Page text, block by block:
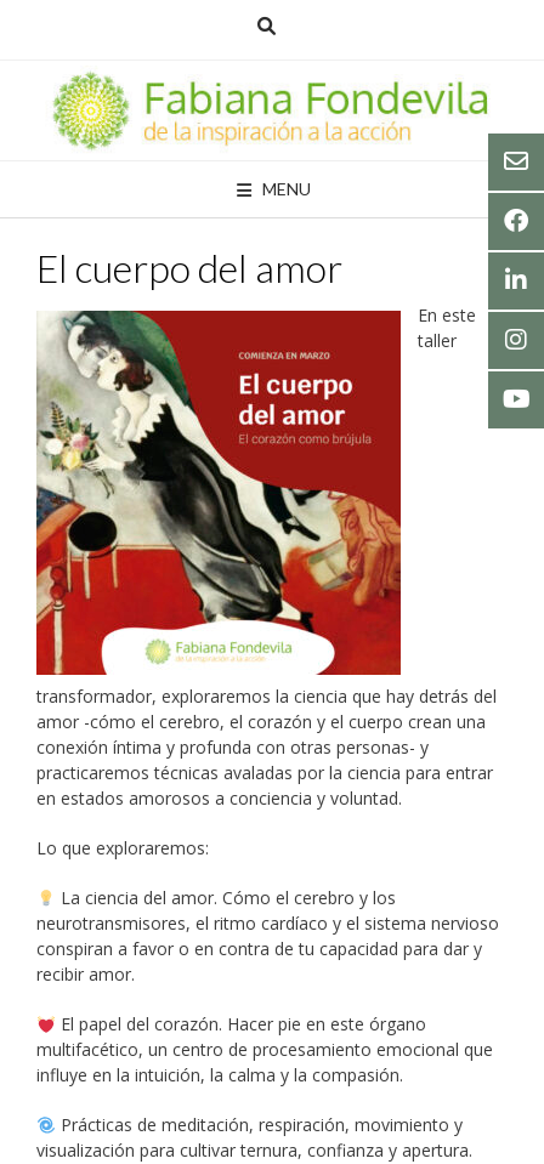
MENU
El cuerpo del amor
En este
taller
transformador, exploraremos la ciencia que hay detrás del
amor -cómo el cerebro, el corazón y el cuerpo crean una
conexión íntima y profunda con otras personas- y
practicaremos técnicas avaladas por la ciencia para entrar
en estados amorosos a conciencia y voluntad.
Lo que exploraremos:
La ciencia del amor. Cómo el cerebro y los
neurotransmisores, el ritmo cardíaco y el sistema nervioso
conspiran a favor o en contra de tu capacidad para dar y
recibir amor.
El papel del corazón. Hacer pie en este órgano
multifacético, un centro de procesamiento emocional que
influye en la intuición, la calma y la compasión.
Prácticas de meditación, respiración, movimiento y
visualización para cultivar ternura, confianza y apertura.